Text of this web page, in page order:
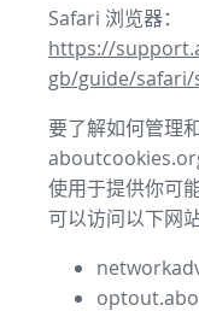
Safari 浏览器：
https://
gb/guide/safari/
要了解如何管理
使用于提供你可
可以访问以下网站